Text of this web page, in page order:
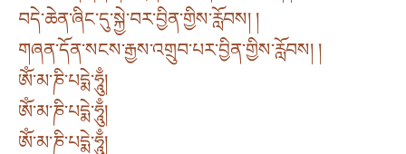
བདེ་ཆེན་ཞིང་དུ་སྐྱེ་བར་བྱིན་གྱིས་རློབས། །
གཞན་དོན་སངས་རྒྱས་འགྲུབ་པར་བྱིན་གྱིས་རློབས། །
ཨོཾ་མ་ཎི་པདྨེ་ཧཱུྃ།
ཨོཾ་མ་ཎི་པདྨེ་ཧཱུྃ།
ཨོཾ་མ་ཎི་པདྨེ་ཧཱུྃ།